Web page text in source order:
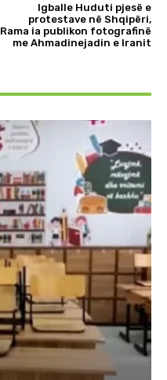
Igballe Huduti pjesë e
protestave në Shqipëri,
Rama ia publikon fotografinë
me Ahmadinejadin e Iranit